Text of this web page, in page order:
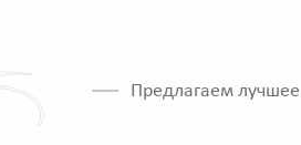
Предлагаем лучшее